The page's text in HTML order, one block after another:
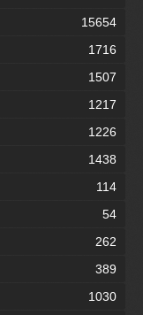
15654
1716
1507
1217
1226
1438
114
54
262
389
1030